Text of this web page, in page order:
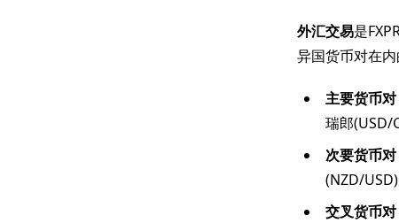
外汇交易是
异国货币对在
主要货币对
瑞郎(USD/
次要货币对
(NZD/USD)
交叉货币对